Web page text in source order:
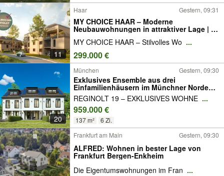
11
Haar Gestern, 09:31
MY CHOICE HAAR – Moderne
Neubauwohnungen in attraktiver Lage | 1
- 6 Zimmer | KfW-Förderung möglich
MY CHOICE HAAR – Stilvolles Wo ...
299.000 €
20
München Gestern, 09:30
Exklusives Ensemble aus drei
Einfamilienhäusern im Münchner Norden
137 m² Wohnfläche · Garten · 290 m zur U2
und zum Bus · 6 Min. zu BMW · Tempo-30-
Lage
REGINOLT 19 – EXKLUSIVES WOHNE ...
959.000 €
137 m² 6 Zi.
Frankfurt am Main Gestern, 09:30
ALFRED: Wohnen in bester Lage von
Frankfurt Bergen-Enkheim
Die Eigentumswohnungen im Fran ...